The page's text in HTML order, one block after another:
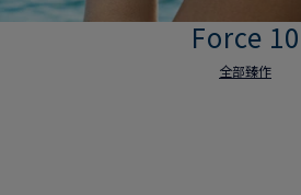
Force 10
全部臻作